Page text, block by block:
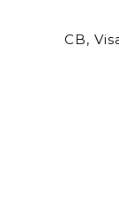
CB,